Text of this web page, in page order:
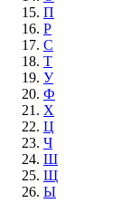
П
Р
С
Т
У
Ф
Х
Ц
Ч
Ш
Щ
Ы